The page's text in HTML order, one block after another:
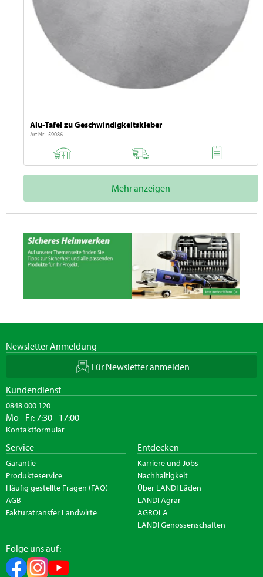
Alu-Tafel zu Geschwindigkeitskleber
Art.Nr. 59086
Mehr anzeigen
Newsletter Anmeldung
Für Newsletter anmelden
Kundendienst
0848 000 120
Mo - Fr: 7:30 - 17:00
Kontaktformular
Service
Garantie
Produkteservice
Häufig gestellte Fragen (FAQ)
AGB
Fakturatransfer Landwirte
Entdecken
Karriere und Jobs
Nachhaltigkeit
Über LANDI Läden
LANDI Agrar
AGROLA
LANDI Genossenschaften
Folge uns auf: